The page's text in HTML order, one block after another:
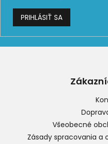
PRIHLÁSIŤ SA
Všeobecné
Zásady spracovania a